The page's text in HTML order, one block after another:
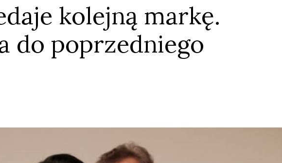
Anuluj
Prześlij komentarz
kolejną markę.
do poprzedniego